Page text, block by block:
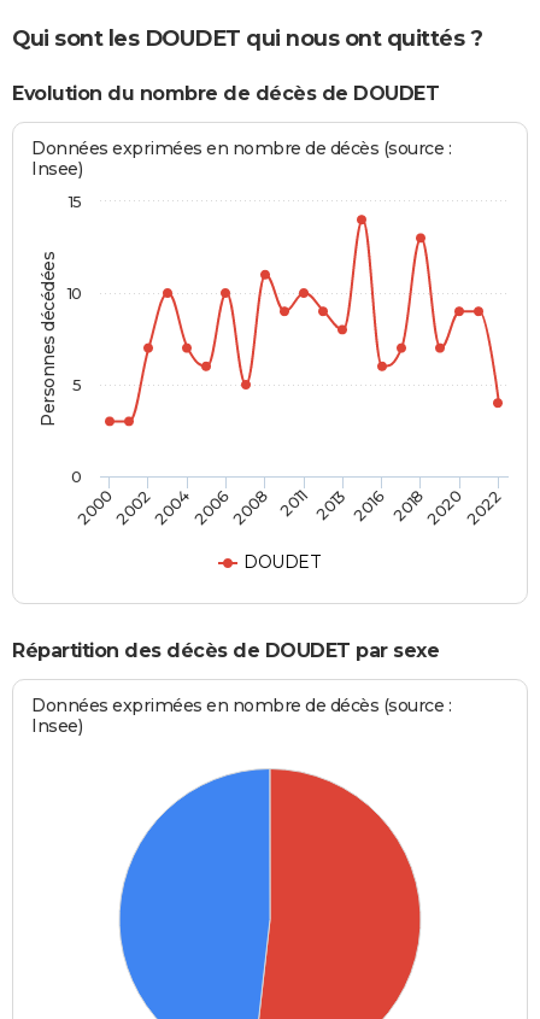
Qui sont les DOUDET qui nous ont quittés ?
Evolution du nombre de décès de DOUDET
Personnes décédées
Données exprimées en nombre de décès (source :
Insee)
DOUDET
20002002200420062008 2011 2013 2016 201820202022
0
5
10
15
Répartition des décès de DOUDET par sexe
Données exprimées en nombre de décès (source :
Insee)